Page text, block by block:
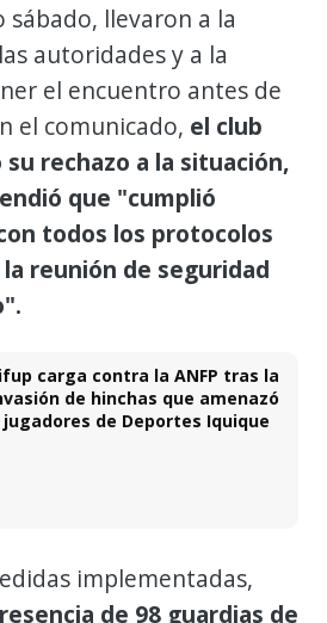
llevaron a la
autoridades y a la
el encuentro antes de
el comunicado, el club
rechazo a la situación,
que "cumplió
todos los protocolos
reunión de seguridad
carga contra la ANFP tras la
de hinchas que amenazó
jugadores de Deportes Iquique
implementadas,
de 98 guardias de